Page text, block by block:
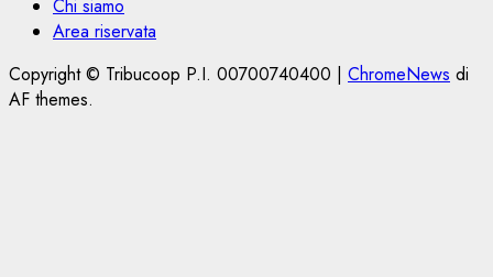
Chi siamo
Area riservata
Copyright © Tribucoop P.I. 00700740400 | ChromeNews di
AF themes.